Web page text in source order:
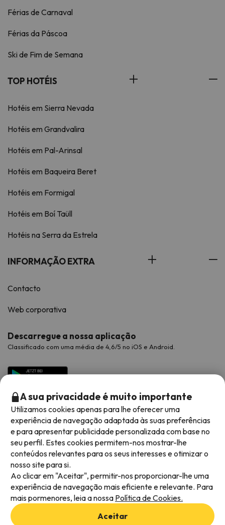
Férias de Carnaval
Férias da Páscoa
Ski de Fim de Semana
TOP HOTÉIS
Hotéis em Sierra Nevada
Hotéis em Grandvalira
Hotéis em Pal-Arinsal
Hotéis em Baqueira Beret
Hotéis em Formigal
Hotéis em Boí Taüll
Hotéis na Serra da Estrela
INFORMAÇÃO EXTRA
Contacto
Web corporativa
Descarregue a nossa aplicação
Classificado com uma média de 4,6/5 no iOS e Android.
Métodos de pagamento disponíveis
Termos e condições gerais
A sua privacidade é muito importante
Utilizamos cookies apenas para lhe oferecer uma
experiência de navegação adaptada às suas preferências
e para apresentar publicidade personalizada com base no
seu perfil. Estes cookies permitem-nos mostrar-lhe
conteúdos relevantes para os seus interesses e otimizar o
nosso site para si.
Ao clicar em "Aceitar", permitir-nos proporcionar-lhe uma
experiência de navegação mais eficiente e relevante. Para
mais pormenores, leia a nossa Política de Cookies.
Aceitar